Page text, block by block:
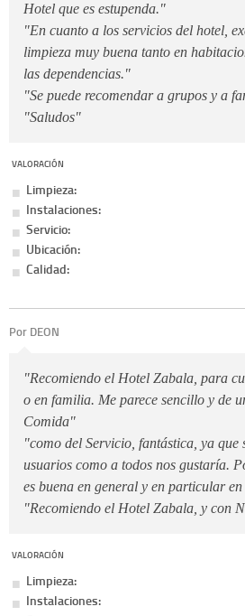
Hotel que es estupenda."
"En cuanto a los servicios del hotel,
limpieza muy buena tanto en
las dependencias."
"Se puede recomendar a grupos y a
"Saludos"
VALORACIÓN
Limpieza:
Instalaciones:
Servicio:
Ubicación:
Calidad:
Por DEON
"Recomiendo el Hotel Zabala, para
o en familia. Me parece sencillo y de
Comida"
"como del Servicio, fantástica, ya que
usuarios como a todos nos gustaría.
es buena en general y en particular
"Recomiendo el Hotel Zabala, y con
VALORACIÓN
Limpieza:
Instalaciones: